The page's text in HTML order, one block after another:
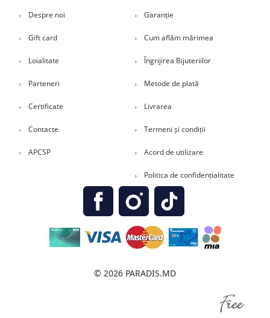
Despre noi
Gift card
Loialitate
Parteneri
Certificate
Contacte
APCSP
Garanție
Cum aflăm mărimea
Îngrijirea Bijuteriilor
Metode de plată
Livrarea
Termeni și condiții
Acord de utilizare
Politica de confidențialitate
© 2026 PARADIS.MD